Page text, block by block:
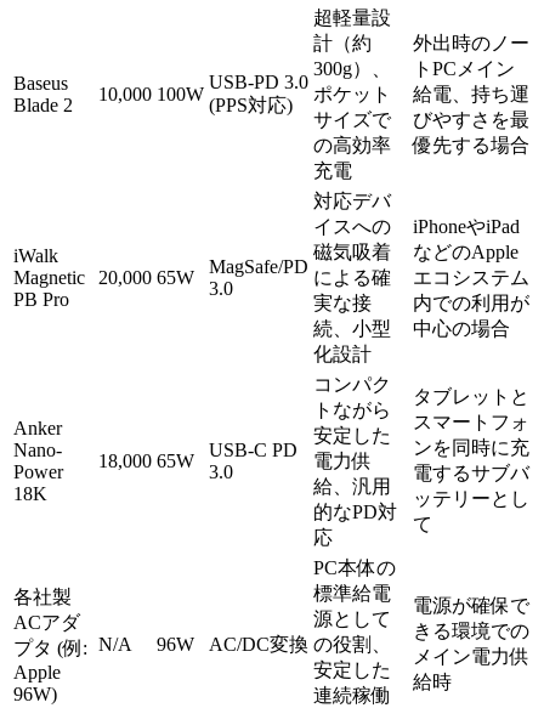
Baseus
Blade 2
10,000 100W
USB-PD 3.0
(PPS対応)
超軽量設
計（約
300g）、
ポケット
サイズで
の高効率
充電
外出時のノー
トPCメイン
給電、持ち運
びやすさを最
優先する場合
iWalk
Magnetic
PB Pro
20,000 65W
MagSafe/PD
3.0
対応デバ
イスへの
磁気吸着
による確
実な接
続、小型
化設計
iPhoneやiPad
などのApple
エコシステム
内での利用が
中心の場合
Anker
Nano-
Power
18K
18,000 65W
USB-C PD
3.0
コンパク
トながら
安定した
電力供
給、汎用
的なPD対
応
タブレットと
スマートフォ
ンを同時に充
電するサブバ
ッテリーとし
て
各社製
ACアダ
プタ (例:
Apple
96W)
N/A 96W AC/DC変換
PC本体の
標準給電
源として
の役割、
安定した
連続稼働
電源が確保で
きる環境での
メイン電力供
給時